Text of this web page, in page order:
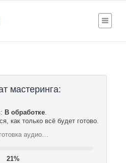
мастеринга:
В обработке.
как только всё будет готово.
аудио…
21%